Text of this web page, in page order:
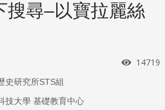
搜尋–以寶拉麗絲
瀏覽次
14719
史研究所STS組
技大學 基礎教育中心